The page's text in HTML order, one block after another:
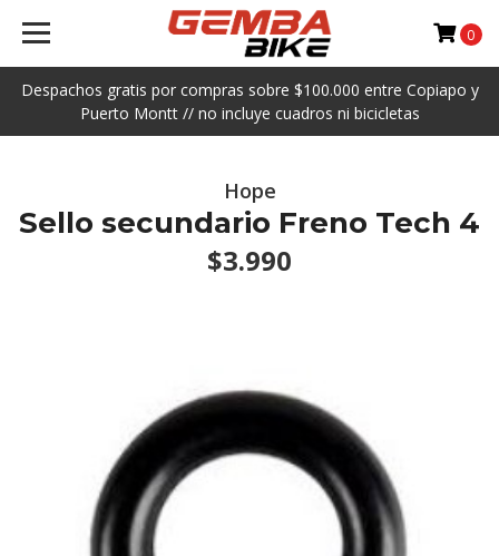
Despachos gratis por compras sobre $100.000 entre Copiapo y
Puerto Montt // no incluye cuadros ni bicicletas
0
Hope
Sello secundario Freno Tech 4
$3.990